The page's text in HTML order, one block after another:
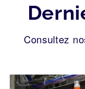
Consultez